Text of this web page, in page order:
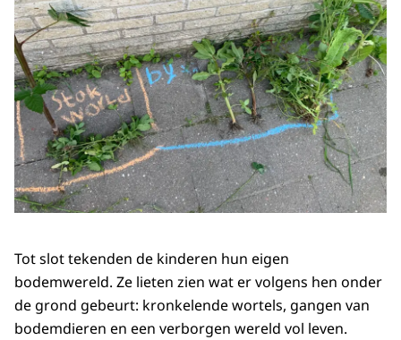
Tot slot tekenden de kinderen hun eigen
bodemwereld. Ze lieten zien wat er volgens hen onder
de grond gebeurt: kronkelende wortels, gangen van
bodemdieren en een verborgen wereld vol leven.